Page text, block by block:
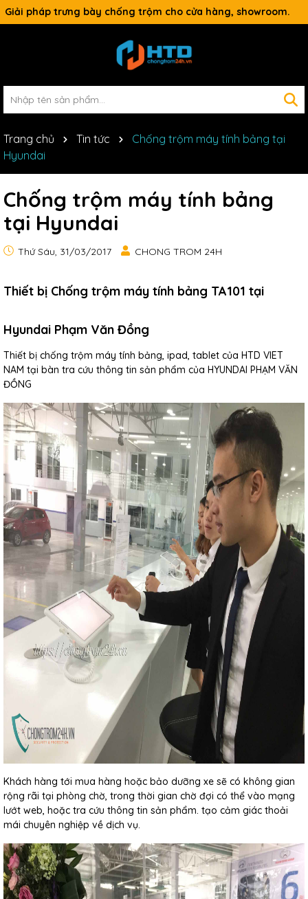
Giải pháp trưng bày chống trộm cho cửa hàng, showroom.
Trang chủ Tin tức
Chống trộm máy tính bảng tại
Hyundai
Chống trộm máy tính bảng
tại Hyundai
Thứ Sáu, 31/03/2017 CHONG TROM 24H
Thiết bị Chống trộm máy tính bảng TA101 tại
Hyundai Phạm Văn Đồng
Thiết bị chống trộm máy tính bảng, ipad, tablet của HTD VIET
NAM tại bàn tra cứu thông tin sản phẩm của HYUNDAI PHẠM VĂN
ĐỒNG
Khách hàng tới mua hàng hoặc bảo dưỡng xe sẽ có không gian
rộng rãi tại phòng chờ, trong thời gian chờ đợi có thể vào mạng
lướt web, hoặc tra cứu thông tin sản phẩm. tạo cảm giác thoải
mái chuyên nghiệp về dịch vụ.